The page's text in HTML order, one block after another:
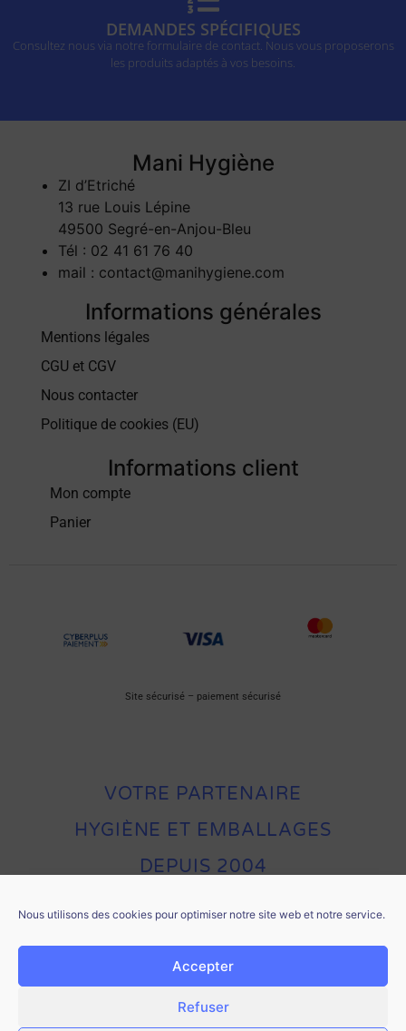
Nous utilisons des cookies pour optimiser notre site web et notre service.
Accepter
Refuser
DEMANDES SPÉCIFIQUES
Consultez nous via notre formulaire de contact. Nous vous proposerons
les produits adaptés à vos besoins.
Mani Hygiène
ZI d’Etriché
13 rue Louis Lépine
49500 Segré-en-Anjou-Bleu
Tél : 02 41 61 76 40
mail : contact@manihygiene.com
Informations générales
Mentions légales
CGU et CGV
Nous contacter
Politique de cookies (EU)
Informations client
Mon compte
Panier
Site sécurisé – paiement sécurisé
VOTRE PARTENAIRE
HYGIÈNE ET EMBALLAGES
DEPUIS 2004